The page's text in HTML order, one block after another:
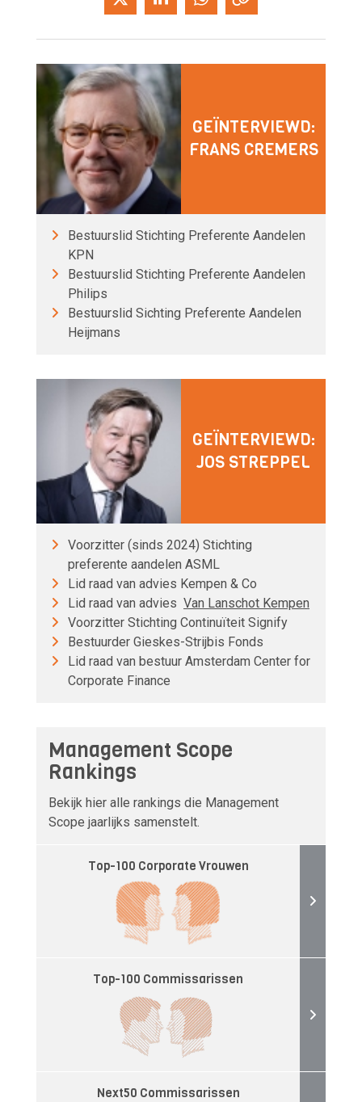
GEÏNTERVIEWD:
FRANS CREMERS
Bestuurslid Stichting Preferente Aandelen
KPN
Bestuurslid Stichting Preferente Aandelen
Philips
Bestuurslid Sichting Preferente Aandelen
Heijmans
GEÏNTERVIEWD:
JOS STREPPEL
Voorzitter (sinds 2024) Stichting
preferente aandelen ASML
Lid raad van advies Kempen & Co
Lid raad van advies Van Lanschot Kempen
Voorzitter Stichting Continuïteit Signify
Bestuurder Gieskes-Strijbis Fonds
Lid raad van bestuur Amsterdam Center for
Corporate Finance
Management Scope
Rankings
Bekijk hier alle rankings die Management
Scope jaarlijks samenstelt.
Top-100 Corporate Vrouwen
Top-100 Commissarissen
Next50 Commissarissen